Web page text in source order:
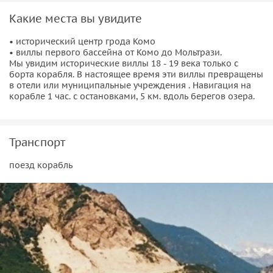
Круиз по озеру Комо на катере (обществ. транспорт — не
частный катер , на борту будут и другие туристы. ).
Предварительный заказ экскурсии минимум за 24 часа до
начала экскурсии.
Минимальное число участников — 3 человека. Обычно в
группе бывает не болле 4 — х человек.
Какие места вы увидите
• исторический центр грода Комо
• виллы первого бассейна от Комо до Мольтрази.
Мы увидим исторические виллы 18 - 19 века только с
борта корабля. В настоящее время эти виллы превращены
в отели или муниципальные учреждения . Навигация на
корабле 1 час. с остановками, 5 км. вдоль берегов озера.
Транспорт
поезд корабль